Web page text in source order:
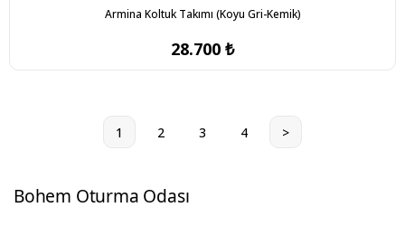
Armina Koltuk Takımı (Koyu Gri-Kemik)
28.700 ₺
1 2 3 4 >
Bohem Oturma Odası